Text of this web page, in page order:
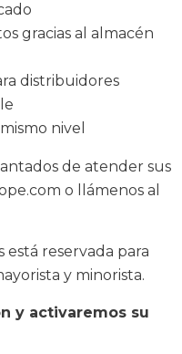
gracias al almacén
distribuidores
nivel
de atender sus
o llámenos al
reservada para
y minorista.
y activaremos su